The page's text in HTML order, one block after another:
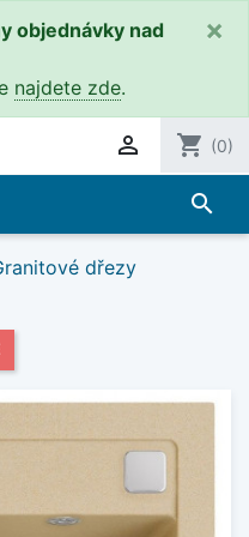
objednávky nad
najdete zde.
×
 shopping_cart (0)
search
dřezy